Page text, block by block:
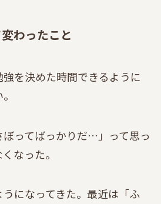
わったこと
強を決めた時間できるように
ってばっかりだ…」って思っ
なった。
になってきた。最近は「ふ